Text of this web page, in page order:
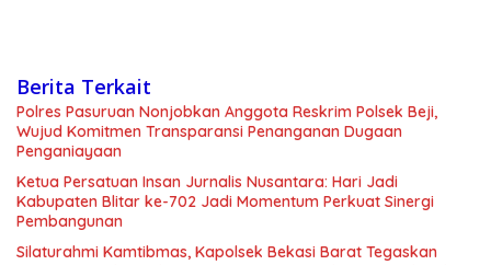
Berita Terkait
Polres Pasuruan Nonjobkan Anggota Reskrim Polsek Beji,
Wujud Komitmen Transparansi Penanganan Dugaan
Penganiayaan
Ketua Persatuan Insan Jurnalis Nusantara: Hari Jadi
Kabupaten Blitar ke-702 Jadi Momentum Perkuat Sinergi
Pembangunan
Silaturahmi Kamtibmas, Kapolsek Bekasi Barat Tegaskan